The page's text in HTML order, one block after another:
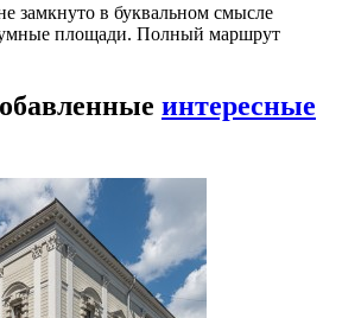
замкнуто в буквальном смысле
площади. Полный маршрут
интересные